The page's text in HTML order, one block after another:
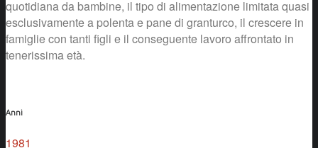
quotidiana da bambine, il tipo di alimentazione limitata quasi
esclusivamente a polenta e pane di granturco, il crescere in
famiglie con tanti figli e il conseguente lavoro affrontato in
tenerissima età.
Anni
1981